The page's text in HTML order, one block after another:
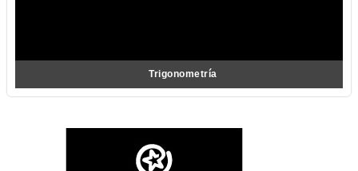
Trigonometría